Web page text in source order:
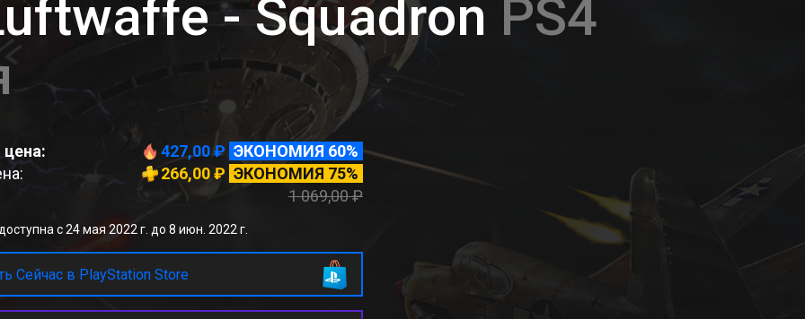
- Squadron PS4
427,00 ₽ ЭКОНОМИЯ 60%
266,00 ₽ ЭКОНОМИЯ 75%
1 069,00 ₽
с 24 мая 2022 г. до 8 июн. 2022 г.
Сейчас в PlayStation Store